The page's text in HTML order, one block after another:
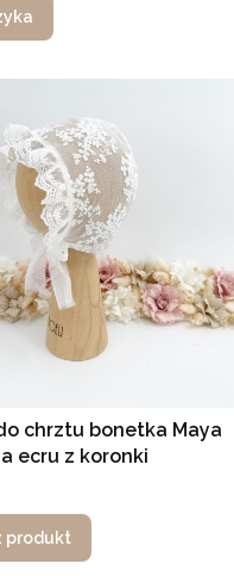
chrztu bonetka Maya
ecru z koronki
produkt